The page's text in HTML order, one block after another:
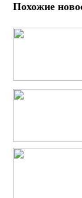
Похожие